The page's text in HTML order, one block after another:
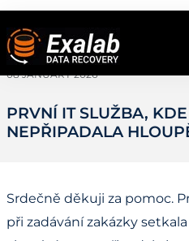
08 JANUARY 2026
PRVNÍ IT SLUŽBA,
NEPŘIPADALA
Srdečně děkuji za pomoc.
při zadávání zakázky